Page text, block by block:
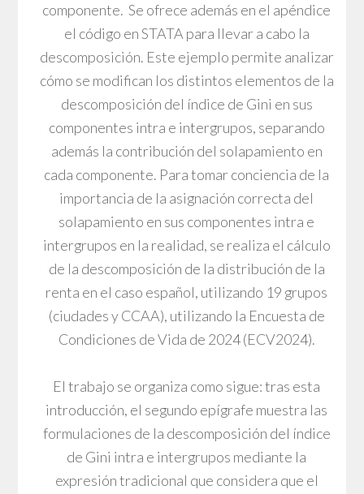
componente. Se ofrece además en el apéndice
el código en STATA para llevar a cabo la
descomposición. Este ejemplo permite analizar
cómo se modifican los distintos elementos de la
descomposición del índice de Gini en sus
componentes intra e intergrupos, separando
además la contribución del solapamiento en
cada componente. Para tomar conciencia de la
importancia de la asignación correcta del
solapamiento en sus componentes intra e
intergrupos en la realidad, se realiza el cálculo
de la descomposición de la distribución de la
renta en el caso español, utilizando 19 grupos
(ciudades y CCAA), utilizando la Encuesta de
Condiciones de Vida de 2024 (ECV2024).
El trabajo se organiza como sigue: tras esta
introducción, el segundo epígrafe muestra las
formulaciones de la descomposición del índice
de Gini intra e intergrupos mediante la
expresión tradicional que considera que el